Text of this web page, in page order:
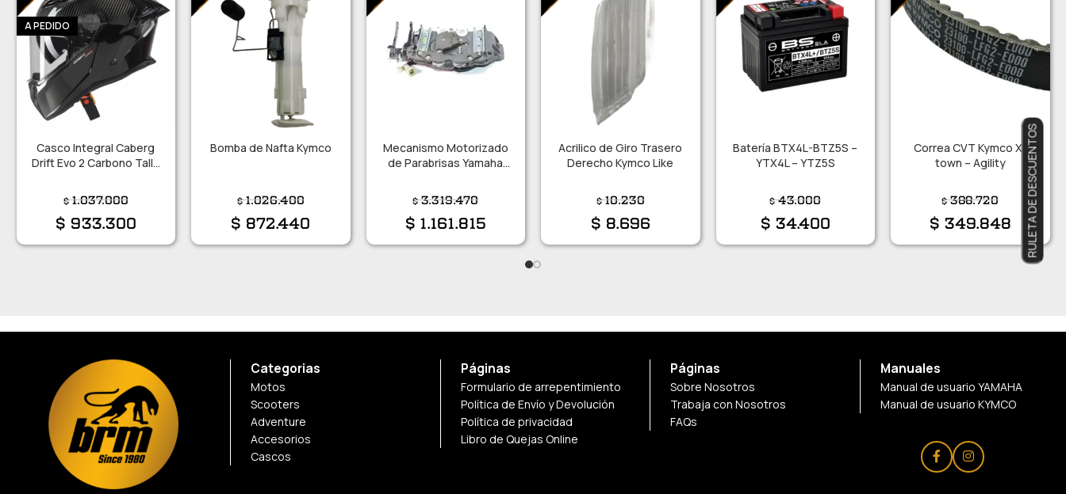
A PEDIDO
Casco Integral Caberg
Drift Evo 2 Carbono Talle
$1.037.000
$ 933.300
Bomba de Nafta Kymco
$1.026.400
$ 872.440
Mecanismo Motorizado
de Parabrisas Yamaha
$3.319.470
$ 1.161.815
Acrilico de Giro Trasero
Derecho Kymco Like
$10.230
$ 8.696
Batería BTX4L-BTZ5S –
YTX4L – YTZ5S
$43.000
$ 34.400
Correa CVT Kymco X-
town – Agility
$388.720
$ 349.848
Categorias
Motos
Scooters
Adventure
Accesorios
Cascos
Páginas
Formulario de arrepentimiento
Política de Envío y Devolución
Política de privacidad
Libro de Quejas Online
Páginas
Sobre Nosotros
Trabaja con Nosotros
FAQs
Manuales
Manual de usuario YAMAHA
Manual de usuario KYMCO
RULETA DE DESCUENTOS